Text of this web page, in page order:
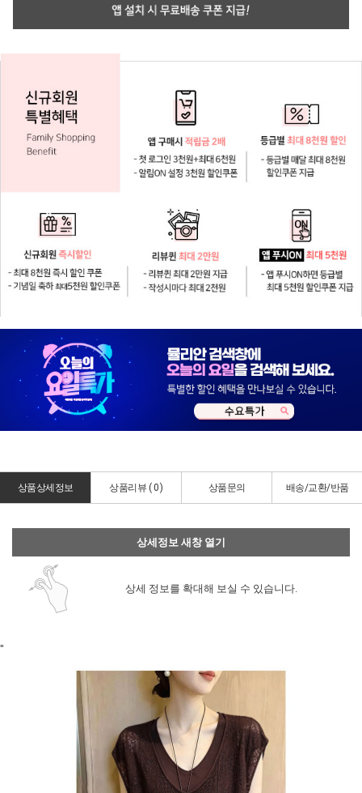
상품상세정보 상품리뷰 ( 0) 상품문의 배송/교환/반품
상세정보 새창 열기
상세 정보를 확대해 보실 수 있습니다.
"